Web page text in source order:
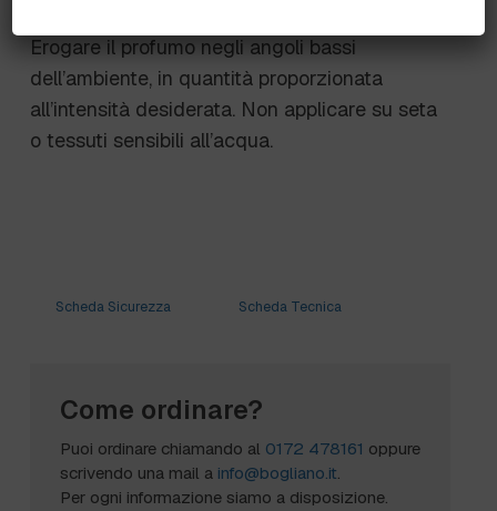
Erogare il profumo negli angoli bassi
dell’ambiente, in quantità proporzionata
all’intensità desiderata. Non applicare su seta
o tessuti sensibili all’acqua.
Scheda Sicurezza Scheda Tecnica
Come ordinare?
Puoi ordinare chiamando al 0172 478161 oppure
scrivendo una mail a info@bogliano.it.
Per ogni informazione siamo a disposizione.